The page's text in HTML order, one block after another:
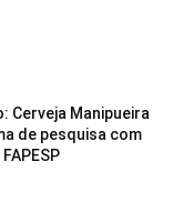
Cerveja Manipueira
de pesquisa com